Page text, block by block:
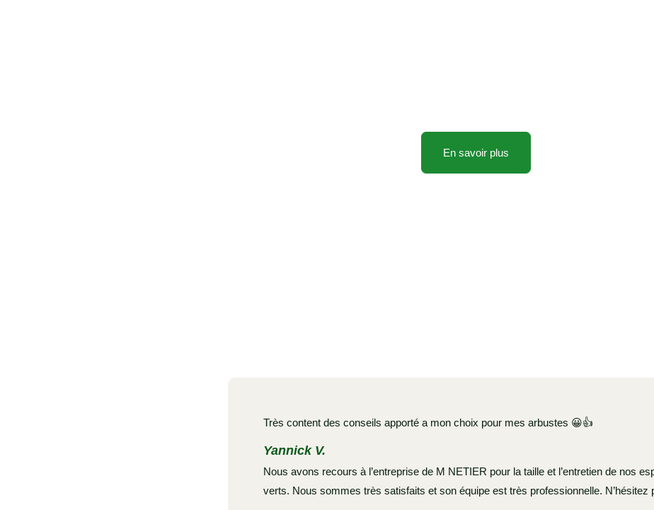
En savoir plus
Très content des conseils apporté a mon choix pour mes arbustes 😀👍
Yannick V.
Nous avons recours à l’entreprise de M NETIER pour la taille et l’entretien de nos
verts. Nous sommes très satisfaits et son équipe est très professionnelle. N’hésitez